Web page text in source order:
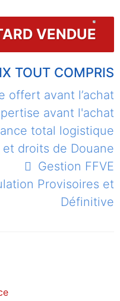
VENDUE
TOUT COMPRIS
offert avant l’achat
avant l'achat
total logistique
et droits de Douane
Gestion FFVE
Provisoires et
Définitive